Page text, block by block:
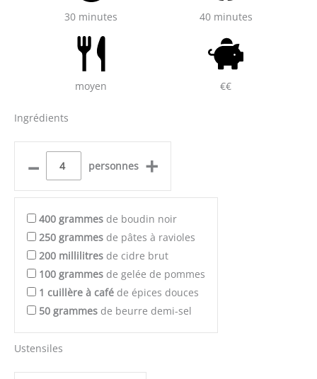
30 minutes 40 minutes
moyen €€
Ingrédients
– personnes +
400 grammes de boudin noir
250 grammes de pâtes à ravioles
200 millilitres de cidre brut
100 grammes de gelée de pommes
1 cuillère à café de épices douces
50 grammes de beurre demi-sel
Ustensiles